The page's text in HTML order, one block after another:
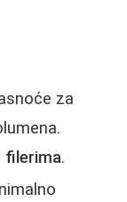
za
filerima.